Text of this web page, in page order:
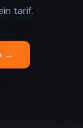
tarif.
→